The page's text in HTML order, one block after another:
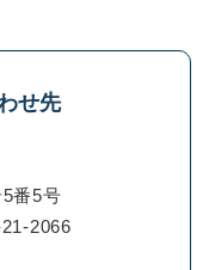
せ先
番5号
2066